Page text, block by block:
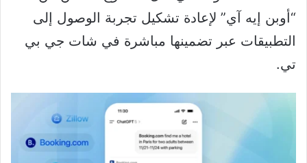
“أوبن إيه آي” لإعادة تشكيل تجربة الوصول إلى
التطبيقات عبر تضمينها مباشرة في شات جي بي
تي.